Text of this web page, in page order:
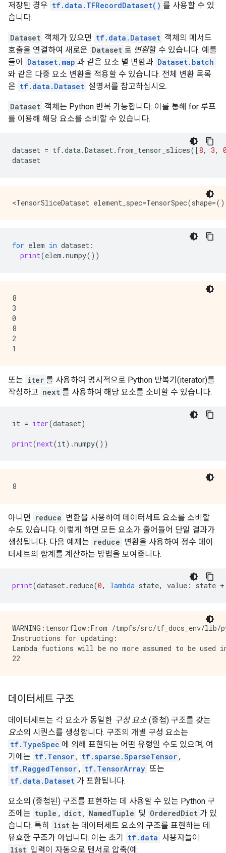
저장된 경우 tf.data.TFRecordDataset() 를 사용할 수 있
습니다.
Dataset 객체가 있으면 tf.data.Dataset 객체의 메서드
호출을 연결하여 새로운 Dataset 로 변환할 수 있습니다. 예를
들어
Dataset.map 과 같은 요소 별 변환과 Dataset.batch
와 같은 다중 요소 변환을 적용할 수 있습니다. 전체 변환 목록
은 tf.data.Dataset 설명서를 참고하십시오.
Dataset 객체는 Python 반복 가능합니다. 이를 통해 for 루프
를 이용해 해당 요소를 소비할 수 있습니다.
dataset = tf.data.Dataset. from_tensor_slices([8, 3,
dataset
for elem in dataset :
print(elem .numpy())
8
3
0
8
2
또는 iter 를 사용하여 명시적으로 Python 반복기(iterator)를
작성하고 next 를 사용하여 해당 요소를 소비할 수 있습니다.
it = iter(dataset)
print(next(it) .numpy())
아니면 reduce 변환을 사용하여 데이터세트 요소를 소비할
수도 있습니다. 이렇게 하면 모든 요소가 줄어들어 단일 결과가
생성됩니다. 다음 예제는 reduce 변환을 사용하여 정수 데이
터세트의 합계를 계산하는 방법을 보여줍니다.
print(dataset. reduce(0, lambda state, value : state +
WARNING:tensorflow:From /tmpfs/src/tf_docs_env/
Instructions for updating:
Lambda fuctions will be no more assumed to be
데이터세트 구조
데이터세트는 각 요소가 동일한 구성 요소 (중첩) 구조를 갖는
요소의 시퀀스를 생성합니다. 구조의 개별 구성 요소는
tf.TypeSpec 에 의해 표현되는 어떤 유형일 수도 있으며, 여
기에는 tf.Tensor , tf.sparse.SparseTensor ,
tf.RaggedTensor , tf.TensorArray 또는
tf.data.Dataset 가 포함됩니다.
요소의 (중첩된) 구조를 표현하는 데 사용할 수 있는 Python 구
조에는 tuple , dict , NamedTuple 및 OrderedDict 가 있
습니다. 특히
list 는 데이터세트 요소의 구조를 표현하는 데
유효한 구조가 아닙니다. 이는 초기
tf.data 사용자들이
list 입력이 자동으로 텐서로 압축(예: